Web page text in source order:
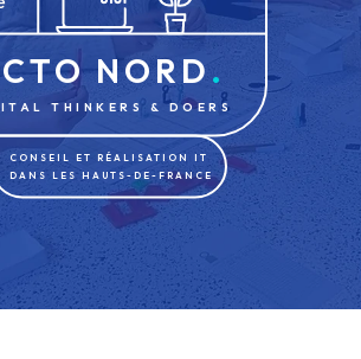
NORD
THINKERS & DOERS
CONSEIL ET RÉALISATION IT
DANS LES HAUTS-DE-FRANCE